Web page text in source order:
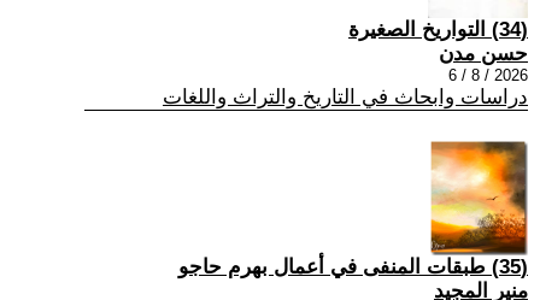
(34) التواريخ الصغيرة
حسن مدن
2026 / 8 / 6
دراسات وابحاث في التاريخ والتراث واللغات
(35) طبقات المنفى في أعمال بهرم حاجو
منير المجيد